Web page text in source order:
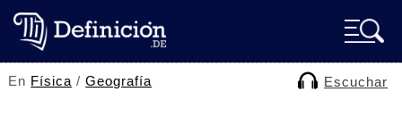
En Física /Geografía Escuchar